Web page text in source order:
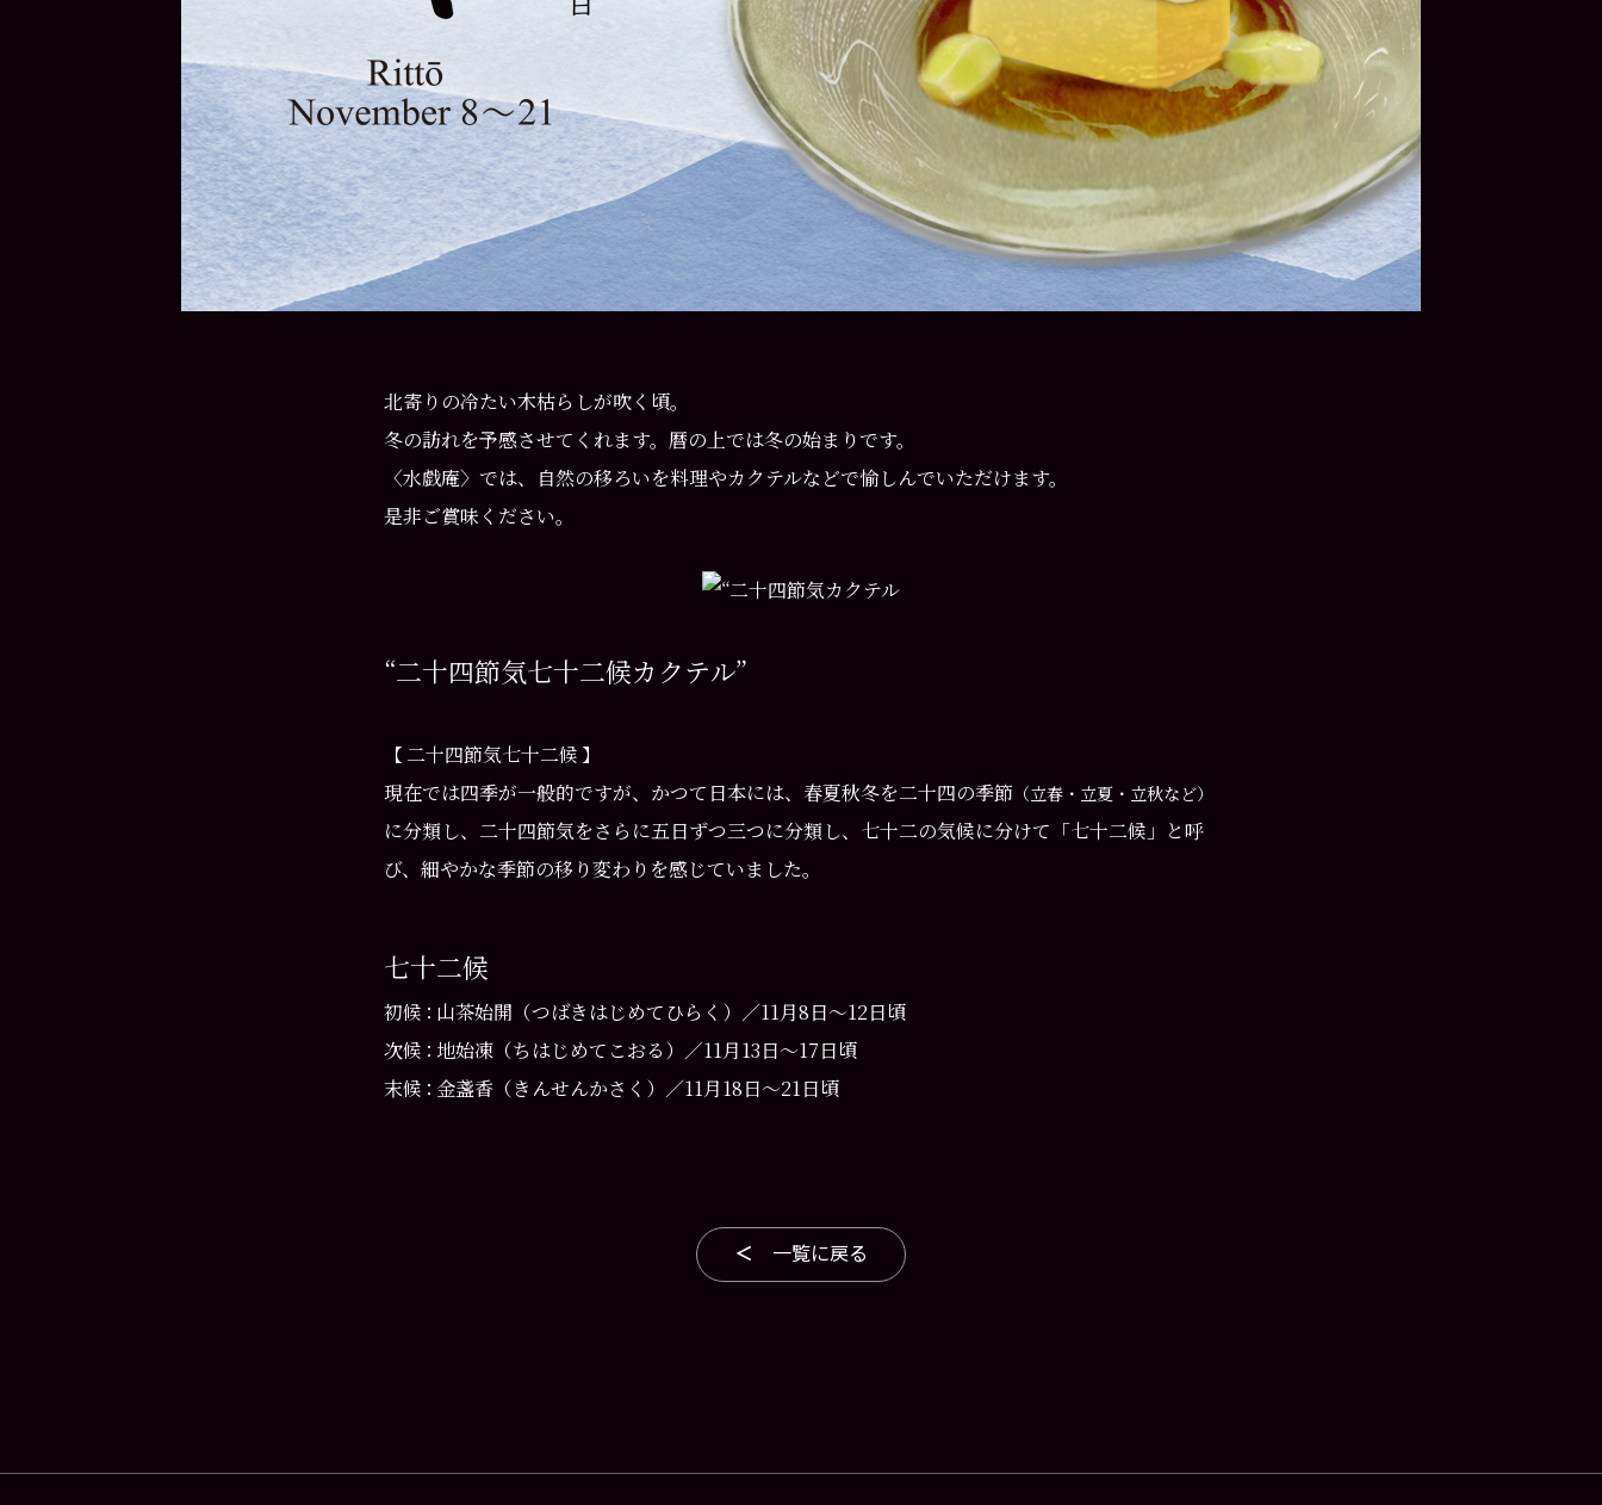
北寄りの冷たい木枯らしが吹く頃。
冬の訪れを予感させてくれます。 暦の上では冬の始まりです。
〈水戯庵〉では、自然の移ろいを料理やカクテルなどで愉しんでいただけます。
是非ご賞味ください。
“二十四節気七十二候カクテル”
【 二十四節気七十二候 】
現在では四季が一般的ですが、かつて日本には、春夏秋冬を二十四の季節 （立春・立夏・立秋など）
に分類し、二十四節気をさらに五日ずつ三つに分類し、七十二の気候に分けて「七十二候」と呼
び、細やかな季節の移り変わりを感じていました。
七十二候
初候： 山茶始開（つばきはじめてひらく） ／11月8日〜12日頃
次候： 地始凍（ちはじめてこおる） ／11月13日〜17日頃
末候： 金盞香（きんせんかさく） ／11月18日〜21日頃
一覧に戻る